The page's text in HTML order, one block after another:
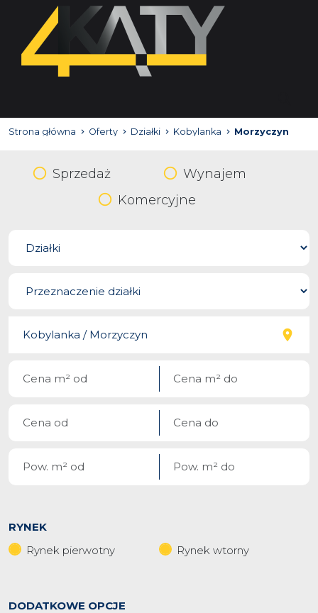
Strona główna Oferty Działki Kobylanka Morzyczyn
Sprzedaż
Wynajem
Komercyjne
RYNEK
Rynek pierwotny
Rynek wtorny
DODATKOWE OPCJE